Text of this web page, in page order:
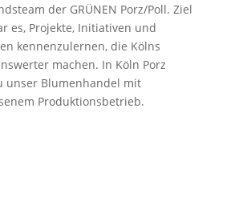
der GRÜNEN Porz/Poll. Ziel
es, Projekte, Initiativen und
kennenzulernen, die Kölns
machen. In Köln Porz
unser Blumenhandel mit
Produktionsbetrieb.